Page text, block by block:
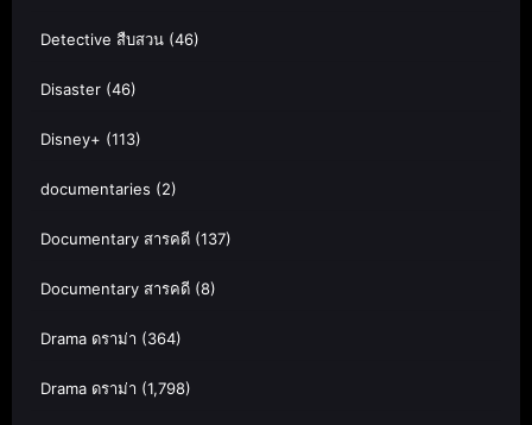
Detective สืบสวน (46)
Disaster (46)
Disney+ (113)
documentaries (2)
Documentary สารคดี (137)
Documentary สารคดี (8)
Drama ดราม่า (364)
Drama ดราม่า (1,798)